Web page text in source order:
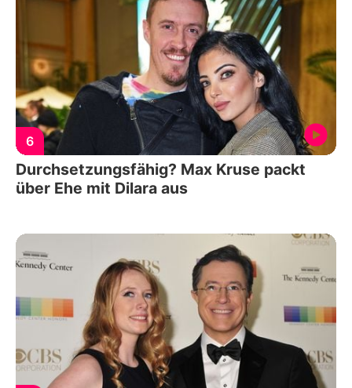
6
Durchsetzungsfähig? Max Kruse packt
über Ehe mit Dilara aus